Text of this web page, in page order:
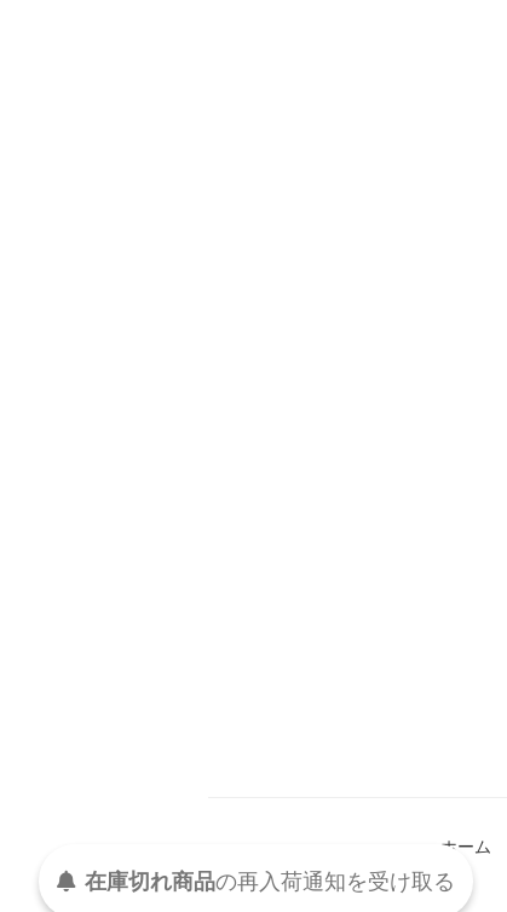
ホーム
在庫切れ商品の再入荷通知を受け取る